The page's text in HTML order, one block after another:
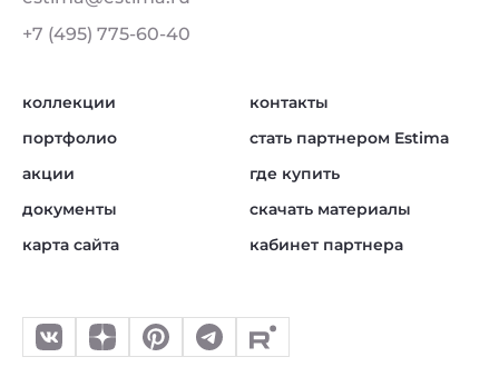
+7 (495) 775-60-40
коллекции
портфолио
акции
документы
карта сайта
контакты
стать партнером Estima
где купить
скачать материалы
кабинет партнера